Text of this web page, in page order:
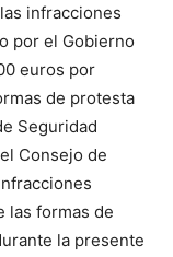
infracciones
por el Gobierno
euros por
de protesta
Seguridad
Consejo de
las formas de
la presente